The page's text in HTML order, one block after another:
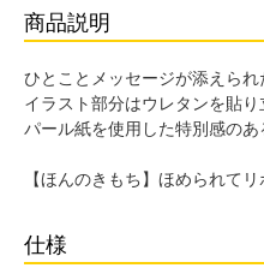
商品説明
ひとことメッセージが添えられ
イラスト部分はウレタンを貼り
パール紙を使用した特別感のあ
【ほんのきもち】ほめられて
仕様